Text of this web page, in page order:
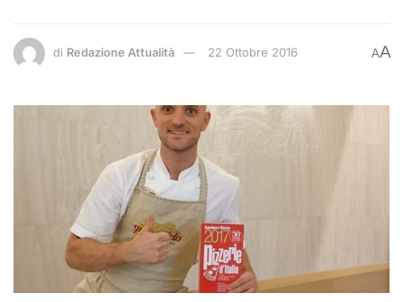
di Redazione Attualità 22 Ottobre 2016 AA